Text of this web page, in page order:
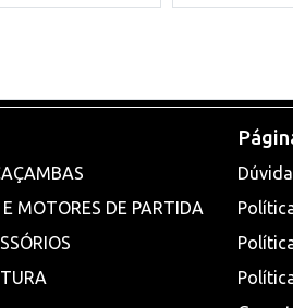
MOTORES DE PARTIDA